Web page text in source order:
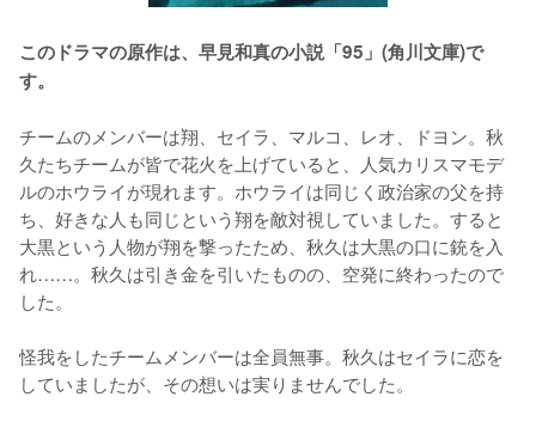
このドラマの原作は、早見和真の小説「95」(角川文庫)で
す。
チームのメンバーは翔、セイラ、マルコ、レオ、ドヨン。秋
久たちチームが皆で花火を上げていると、人気カリスマモデ
ルのホウライが現れます。ホウライは同じく政治家の父を持
ち、好きな人も同じという翔を敵対視していました。すると
大黒という人物が翔を撃ったため、秋久は大黒の口に銃を入
れ……。秋久は引き金を引いたものの、空発に終わったので
した。
怪我をしたチームメンバーは全員無事。秋久はセイラに恋を
していましたが、その想いは実りませんでした。